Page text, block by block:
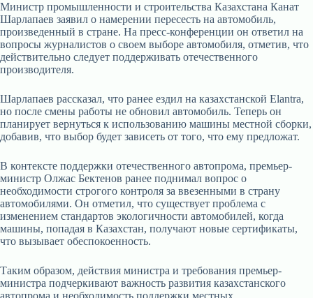
Министр промышленности и строительства Казахстана Канат
Шарлапаев заявил о намерении пересесть на автомобиль,
произведенный в стране. На пресс-конференции он ответил на
вопросы журналистов о своем выборе автомобиля, отметив, что
действительно следует поддерживать отечественного
производителя.
Шарлапаев рассказал, что ранее ездил на казахстанской Elantra,
но после смены работы не обновил автомобиль. Теперь он
планирует вернуться к использованию машины местной сборки,
добавив, что выбор будет зависеть от того, что ему предложат.
В контексте поддержки отечественного автопрома, премьер-
министр Олжас Бектенов ранее поднимал вопрос о
необходимости строгого контроля за ввезенными в страну
автомобилями. Он отметил, что существует проблема с
изменением стандартов экологичности автомобилей, когда
машины, попадая в Казахстан, получают новые сертификаты,
что вызывает обеспокоенность.
Таким образом, действия министра и требования премьер-
министра подчеркивают важность развития казахстанского